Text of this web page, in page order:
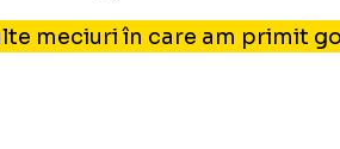
meciuri în care am primit